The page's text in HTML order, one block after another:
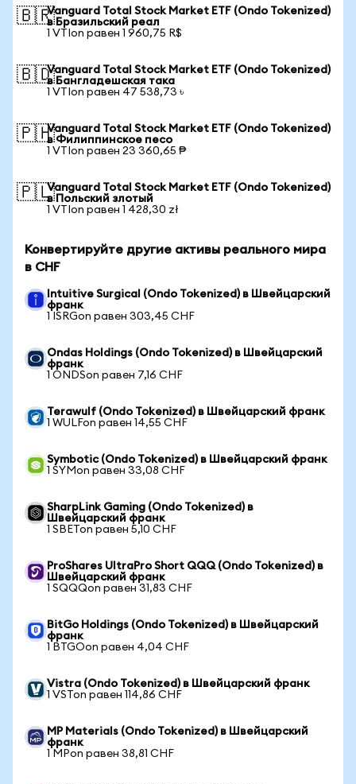
🇧🇷Vanguard Total Stock Market ETF (Ondo Tokenized)
в Бразильский реал
1 VTIon равен 1 960,75 R$
🇧🇩Vanguard Total Stock Market ETF (Ondo Tokenized)
в Бангладешская така
1 VTIon равен 47 538,73 ৳
🇵🇭Vanguard Total Stock Market ETF (Ondo Tokenized)
в Филиппинское песо
1 VTIon равен 23 360,65 ₱
🇵🇱Vanguard Total Stock Market ETF (Ondo Tokenized)
в Польский злотый
1 VTIon равен 1 428,30 zł
Конвертируйте другие активы реального мира
в CHF
Intuitive Surgical (Ondo Tokenized) в Швейцарский
франк
1 ISRGon равен 303,45 CHF
Ondas Holdings (Ondo Tokenized) в Швейцарский
франк
1 ONDSon равен 7,16 CHF
Terawulf (Ondo Tokenized) в Швейцарский франк
1 WULFon равен 14,55 CHF
Symbotic (Ondo Tokenized) в Швейцарский франк
1 SYMon равен 33,08 CHF
SharpLink Gaming (Ondo Tokenized) в
Швейцарский франк
1 SBETon равен 5,10 CHF
ProShares UltraPro Short QQQ (Ondo Tokenized) в
Швейцарский франк
1 SQQQon равен 31,83 CHF
BitGo Holdings (Ondo Tokenized) в Швейцарский
франк
1 BTGOon равен 4,04 CHF
Vistra (Ondo Tokenized) в Швейцарский франк
1 VSTon равен 114,86 CHF
MP Materials (Ondo Tokenized) в Швейцарский
франк
1 MPon равен 38,81 CHF